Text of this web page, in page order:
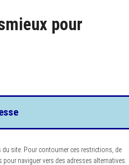
pour
du site. Pour contourner ces restrictions, de
naviguer vers des adresses alternatives.